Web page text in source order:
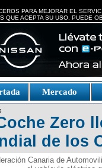
PARA MEJORAR EL
QUE ACEPTA SU USO. PUEDE
Mercado
Zero
de los
Canaria de